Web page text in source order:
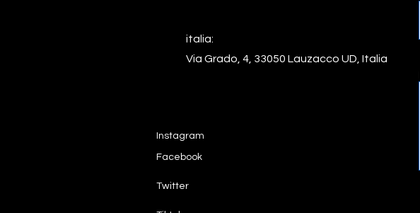
italia:
Via Grado, 4, 33050 Lauzacco UD, Italia
Instagram
Facebook
Twitter